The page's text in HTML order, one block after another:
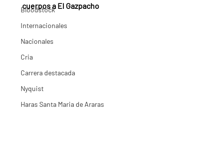
Bloodstock
Internacionales
Nacionales
Cria
Carrera destacada
Nyquist
Haras Santa Maria de Araras
cuerpos a El Gazpacho